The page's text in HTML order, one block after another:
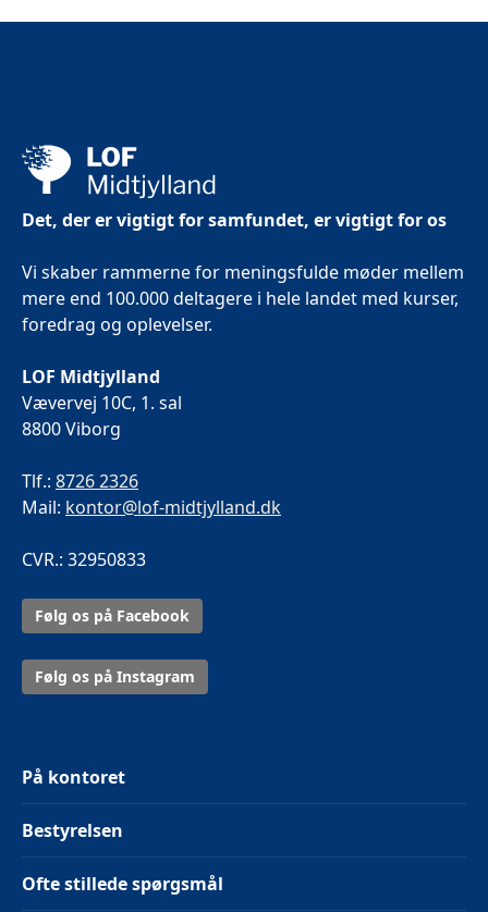
Det, der er vigtigt for samfundet, er vigtigt for os
Vi skaber rammerne for meningsfulde møder mellem
mere end 100.000 deltagere i hele landet med kurser,
foredrag og oplevelser.
LOF Midtjylland
Vævervej 10C, 1. sal
8800 Viborg
Tlf.: 8726 2326
Mail: kontor@lof-midtjylland.dk
CVR.: 32950833
Følg os på Facebook
Følg os på Instagram
På kontoret
Bestyrelsen
Ofte stillede spørgsmål